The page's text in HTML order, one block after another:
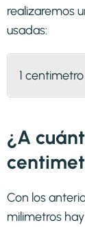
realizaremos
usadas:
1
¿A
Con los
milimetros